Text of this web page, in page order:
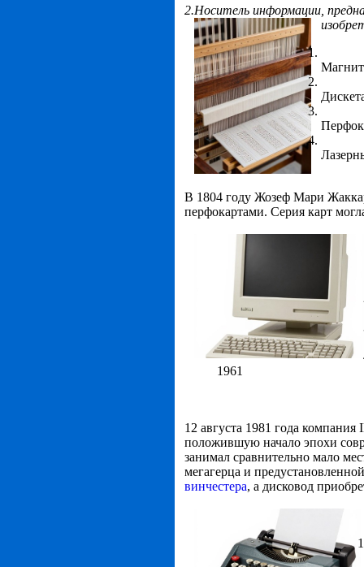
2.Носитель информации ,
В 1804 году Жозеф Мари
перфокартами. Серия карт
1961
12 августа 1981 года
положившую начало эпохи
занимал сравнительно мало
мегагерца и
винчестера, а дисковод